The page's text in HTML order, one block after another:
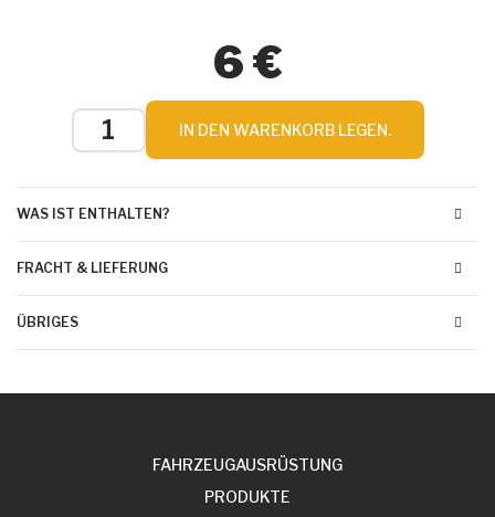
6 €
IN DEN WARENKORB LEGEN.
WAS IST ENTHALTEN?
FRACHT & LIEFERUNG
ÜBRIGES
FAHRZEUGAUSRÜSTUNG
PRODUKTE